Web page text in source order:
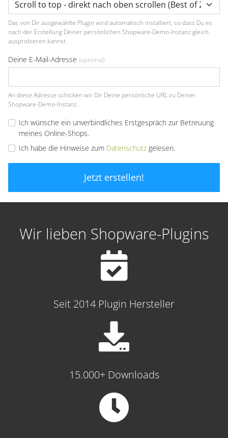
Das von Dir ausgewählte Plugin wird automatisch installiert, so dass Du es
nach der Erstellung Deiner persönlichen Shopware-Demo-Instanz gleich
ausprobieren kannst.
Deine E-Mail-Adresse (optional)
An diese Adresse schicken wir Dir Deine persönliche URL zu Deiner
Shopware-Demo-Instanz.
Ich wünsche ein unverbindliches Erstgespräch zur Betreuung
meines Online-Shops.
Ich habe die Hinweise zum Datenschutz gelesen.
Jetzt erstellen!
Wir lieben Shopware-Plugins
Seit 2014 Plugin Hersteller
15.000+ Downloads